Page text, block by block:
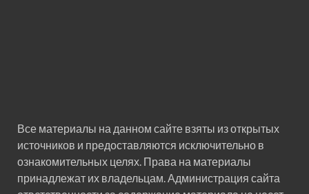
Все материалы на данном сайте взяты из открытых
источников и предоставляются исключительно в
ознакомительных целях. Права на материалы
принадлежат их владельцам. Администрация сайта